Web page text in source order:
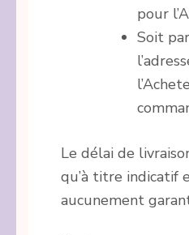
pour
Soit
Le délai de
qu’à titre indicatif
aucunement